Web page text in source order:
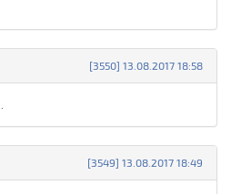
[3550] 13.08.2017 18:58
[3549] 13.08.2017 18:49